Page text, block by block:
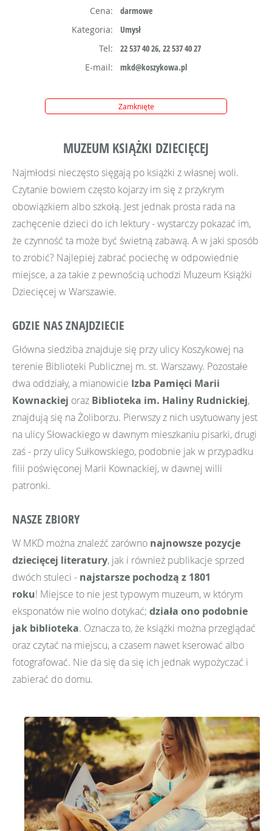
Cena:
darmowe
Kategoria:
Umysł
Tel:
22 537 40 26, 22 537 40 27
E-mail:
mkd@koszykowa.pl
Zamknięte
MUZEUM KSIĄŻKI DZIECIĘCEJ
Najmłodsi nieczęsto sięgają po książki z własnej woli.
Czytanie bowiem często kojarzy im się z przykrym
obowiązkiem albo szkołą. Jest jednak prosta rada na
zachęcenie dzieci do ich lektury - wystarczy pokazać im,
że czynność ta może być świetną zabawą. A w jaki sposób
to zrobić? Najlepiej zabrać pociechę w odpowiednie
miejsce, a za takie z pewnością uchodzi Muzeum Książki
Dziecięcej w Warszawie.
GDZIE NAS ZNAJDZIECIE
Główna siedziba znajduje się przy ulicy Koszykowej na
terenie Biblioteki Publicznej m. st. Warszawy. Pozostałe
dwa oddziały, a mianowicie Izba Pamięci Marii
Kownackiej oraz Biblioteka im. Haliny Rudnickiej,
znajdują się na Żoliborzu. Pierwszy z nich usytuowany jest
na ulicy Słowackiego w dawnym mieszkaniu pisarki, drugi
zaś - przy ulicy Sułkowskiego, podobnie jak w przypadku
filii poświęconej Marii Kownackiej,w dawnej willi
patronki.
NASZE ZBIORY
W MKD można znaleźć zarówno najnowsze pozycje
dziecięcej literatury, jak i również publikacje sprzed
dwóch stuleci - najstarsze pochodzą z 1801
roku! Miejsce to nie jest typowym muzeum, w którym
eksponatów nie wolno dotykać; działa ono podobnie
jak biblioteka. Oznacza to, że książki można przeglądać
oraz czytać na miejscu, a czasem nawet kserować albo
fotografować. Nie da się da się ich jednak wypożyczać i
zabierać do domu.